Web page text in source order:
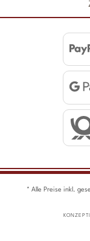
* Alle Preise inkl.